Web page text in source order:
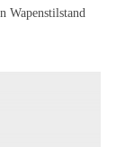
Wapenstilstand